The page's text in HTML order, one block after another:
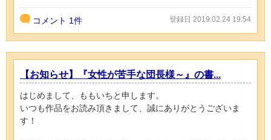
コメント 1件 登録日 2019.02.24 19:54
【お知らせ】『女性が苦手な団長様～』の書...
はじめまして、ももいちと申します。
いつも作品をお読み頂きまして、誠にありがとうございま
す！